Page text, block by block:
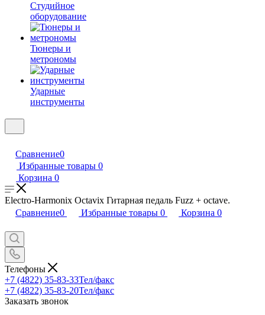
Студийное
оборудование
Тюнеры и
метрономы
Ударные
инструменты
Сравнение0
Избранные товары 0
Корзина 0
Electro-Harmonix Octavix Гитарная педаль Fuzz + octave.
Сравнение0 Избранные товары 0 Корзина 0
Телефоны
+7 (4822) 35-83-33Тел/факс
+7 (4822) 35-83-20Тел/факс
Заказать звонок